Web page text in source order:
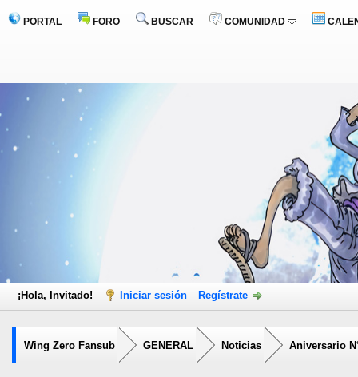
PORTAL FORO BUSCAR COMUNIDAD
¡Hola, Invitado! Iniciar sesión Regístrate
Wing Zero Fansub GENERAL Noticias Aniversario